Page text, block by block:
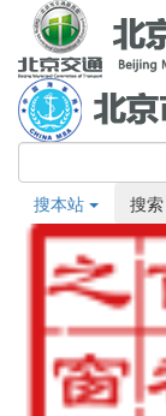
搜本站 搜索